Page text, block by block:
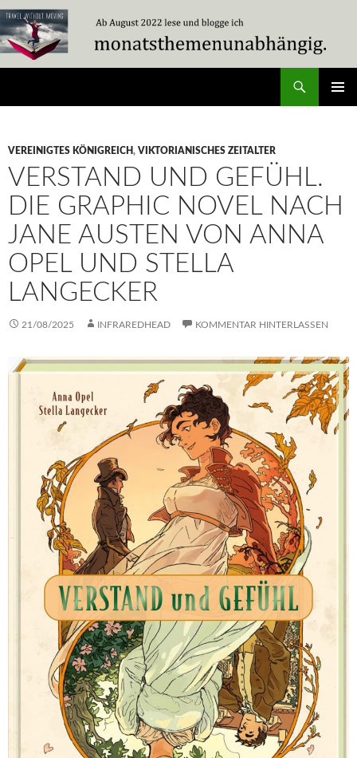
Zum
Inhalt
springen
VEREINIGTES KÖNIGREICH, VIKTORIANISCHES ZEITALTER
VERSTAND UND GEFÜHL.
DIE GRAPHIC NOVEL NACH
JANE AUSTEN VON ANNA
OPEL UND STELLA
LANGECKER
21/08/2025 INFRAREDHEAD KOMMENTAR HINTERLASSEN